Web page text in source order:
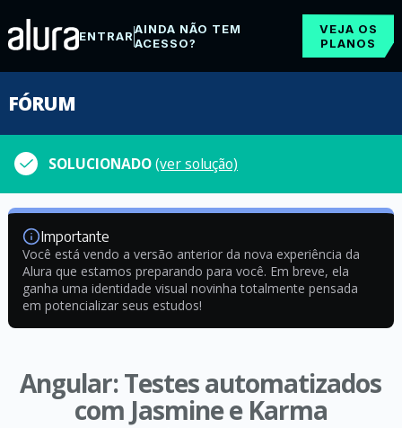
ENTRARAINDA NÃO TEM
ACESSO?
VEJA OS
PLANOS
FÓRUM
SOLUCIONADO(ver solução)
Importante
Você está vendo a versão anterior da nova experiência da
Alura que estamos preparando para você. Em breve, ela
ganha uma identidade visual novinha totalmente pensada
em potencializar seus estudos!
Angular: Testes automatizados
com Jasmine e Karma